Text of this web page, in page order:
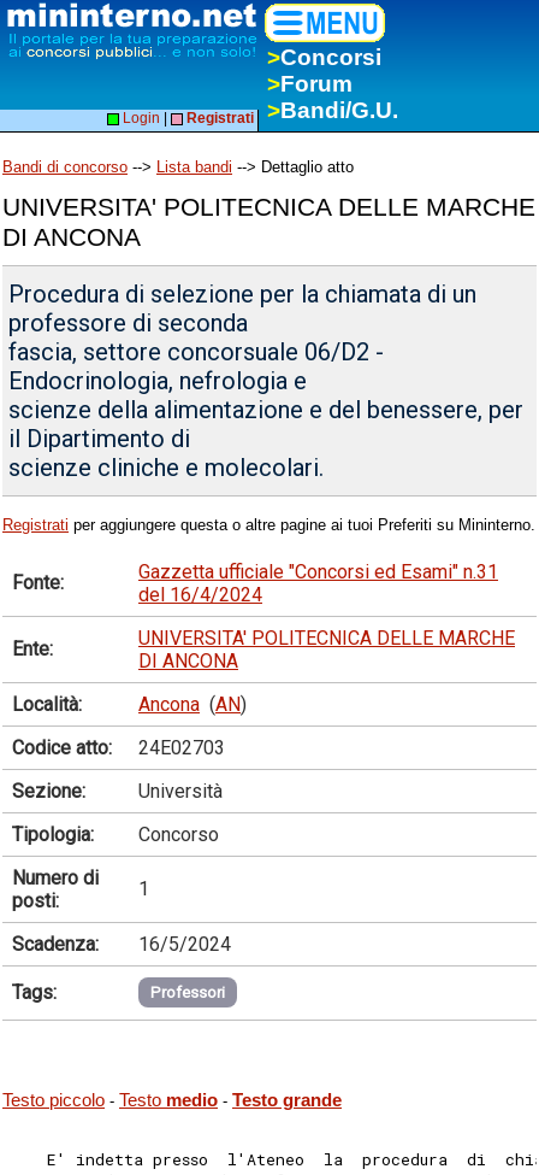
>Concorsi
>Forum
>Bandi/G.U.
Login Registrati
Bandi di concorso --> Lista bandi --> Dettaglio atto
UNIVERSITA' POLITECNICA DELLE MARCHE
DI ANCONA
Procedura di selezione per la chiamata di un
professore di seconda
fascia, settore concorsuale 06/D2 -
Endocrinologia, nefrologia e
scienze della alimentazione e del benessere, per
il Dipartimento di
scienze cliniche e molecolari.
Registrati per aggiungere questa o altre pagine ai tuoi Preferiti su Mininterno.
Fonte:
Gazzetta ufficiale "Concorsi ed Esami" n.31
del 16/4/2024
Ente:
UNIVERSITA' POLITECNICA DELLE MARCHE
DI ANCONA
Località:
Ancona (AN)
Codice atto:
24E02703
Sezione:
Università
Tipologia:
Concorso
Numero di
posti:
1
Scadenza: 16/5/2024
Tags: Professori
Testo piccolo - Testo medio - Testo grande
E' indetta presso  l'Ateneo  la  procedura  di